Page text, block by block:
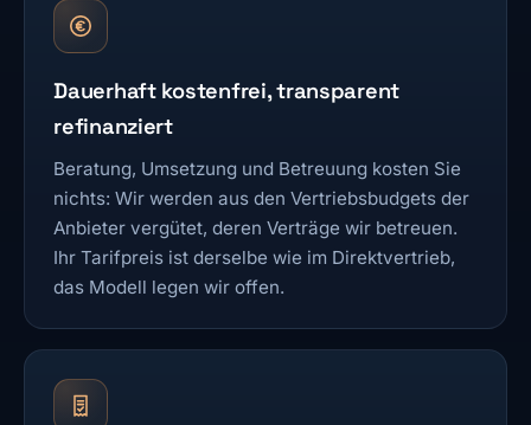
Dauerhaft kostenfrei, transparent
refinanziert
Beratung, Umsetzung und Betreuung kosten Sie
nichts: Wir werden aus den Vertriebsbudgets der
Anbieter vergütet, deren Verträge wir betreuen.
Ihr Tarifpreis ist derselbe wie im Direktvertrieb,
das Modell legen wir offen.